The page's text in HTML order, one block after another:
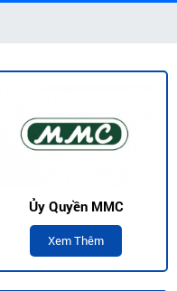
Ủy Quyền MMC
Xem Thêm